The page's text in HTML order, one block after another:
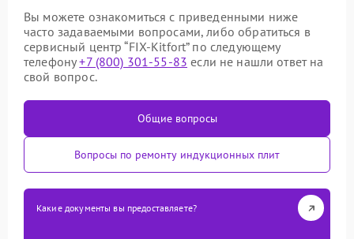
Вы можете ознакомиться с приведенными ниже
часто задаваемыми вопросами, либо обратиться в
сервисный центр “FIX-Kitfort” по следующему
телефону+7 (800) 301-55-83 если не нашли ответ на
свой вопрос.
Общие вопросы
Вопросы по ремонту индукционных плит
Какие документы вы предоставляете?